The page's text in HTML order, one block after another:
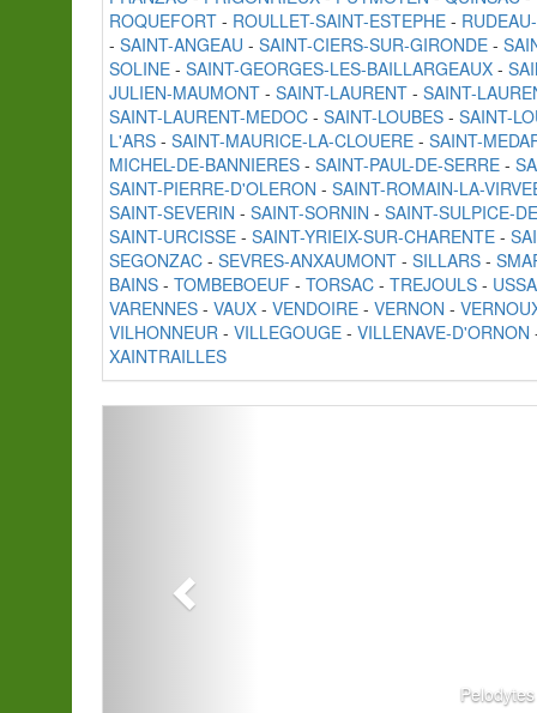
ROQUEFORT - ROULLET-SAINT-ESTEPHE -
- SAINT-ANGEAU - SAINT-CIERS-SUR-GIRONDE -
SOLINE - SAINT-GEORGES-LES-BAILLARGEAUX -
JULIEN-MAUMONT - SAINT-LAURENT - SAINT-
SAINT-LAURENT-MEDOC - SAINT-LOUBES - SAINT-
L'ARS - SAINT-MAURICE-LA-CLOUERE - SAINT-
MICHEL-DE-BANNIERES - SAINT-PAUL-DE-SERRE -
SAINT-PIERRE-D'OLERON - SAINT-ROMAIN-LA-
SAINT-SEVERIN - SAINT-SORNIN - SAINT-SULPICE-
SAINT-URCISSE - SAINT-YRIEIX-SUR-CHARENTE -
SEGONZAC - SEVRES-ANXAUMONT - SILLARS -
BAINS - TOMBEBOEUF - TORSAC - TREJOULS -
VARENNES - VAUX - VENDOIRE - VERNON -
VILHONNEUR - VILLEGOUGE - VILLENAVE-D'ORNON
XAINTRAILLES